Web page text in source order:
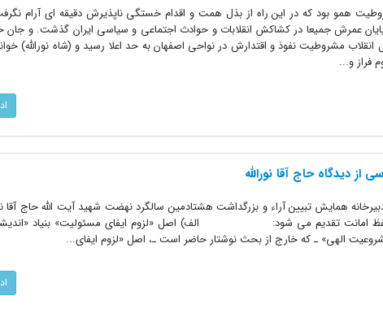
همو بود که در این راه از بذل همت و اقدام خستگى ناپذیرش دقیقه اى آرام
عمرش جمیعا در کشاکش انقلابات و حوادث اجتماعى و سیاسى ایران گذشت. و جان
مشروطیت نفوذ و اقتدارش در نواحى اصفهان به حد اعلا رسید و (شاه نوراللّه)
فراز و...
دیدگاه حاج آقا نورالله
همایش تبیین آراء و بزرگداشت هشتادمین سالگرد نهضت شهید آیت ‌الله حاج ‌آقا
حفظ امانت تقدیم می شود: الف) اصل «لزوم ایفاى مسئولیت» بنیاد
الهى» ـ که خارج از بحث نوشتار حاضر است ـ، اصل «لزوم ایفاى...